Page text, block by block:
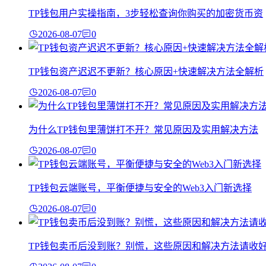
TP钱包用户实操指南，3步轻松查询你购买的加密货币资
2026-08-07 0
TP钱包资产迟迟不更新？核心原因+快速解决方法全解析
2026-08-07 0
为什么TP钱包里薄饼打不开？常见原因及实用解决方法
2026-08-07 0
TP钱包云端账号，平衡便捷与安全的Web3入门新选择
2026-08-07 0
TP钱包卖币后没到账？别慌，这些原因和解决方法请收